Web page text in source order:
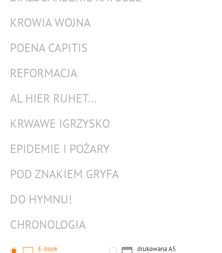
KROWIA WOJNA
POENA CAPITIS
REFORMACJA
AL HIER RUHET…
KRWAWE IGRZYSKO
EPIDEMIE I POŻARY
POD ZNAKIEM GRYFA
DO HYMNU!
CHRONOLOGIA
E-book drukowanaA5